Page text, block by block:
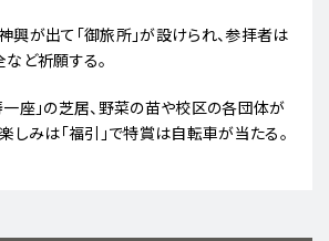
が出て「御旅所」が設けられ、参拝者は
ど祈願する。
座」の芝居、野菜の苗や校区の各団体が
しみは「福引」で特賞は自転車が当たる。